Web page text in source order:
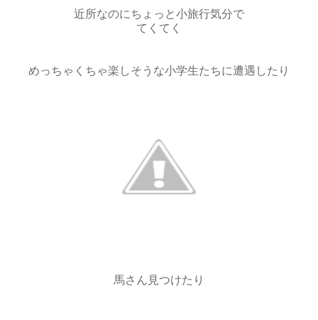
近所なのにちょっと小旅行気分で
てくてく
めっちゃくちゃ楽しそうな小学生たちに遭遇したり
馬さん見つけたり